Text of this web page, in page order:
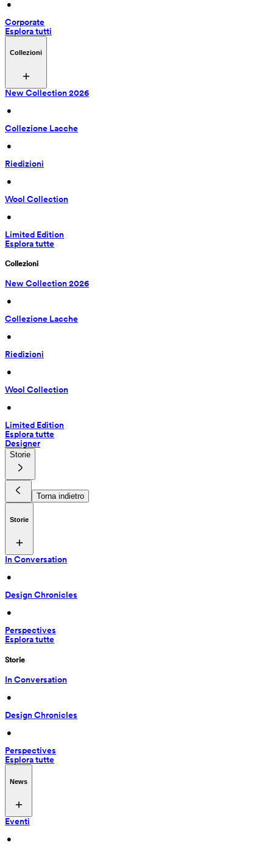
•
Corporate
Esplora tutti
Collezioni
New Collection 2026
•
Collezione Lacche
•
Riedizioni
•
Wool Collection
•
Limited Edition
Esplora tutte
Collezioni
New Collection 2026
•
Collezione Lacche
•
Riedizioni
•
Wool Collection
•
Limited Edition
Esplora tutte
Designer
Storie
Torna indietro
Storie
In Conversation
•
Design Chronicles
•
Perspectives
Esplora tutte
Storie
In Conversation
•
Design Chronicles
•
Perspectives
Esplora tutte
News
Eventi
•